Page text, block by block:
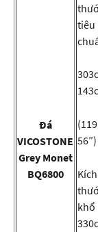
Đá
VICOSTONE
Grey Monet
BQ6800
tiêu
56”)
Kích
khổ